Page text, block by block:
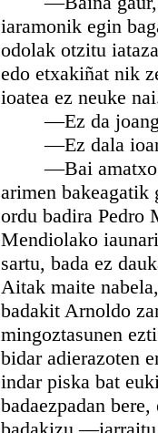
iaramonik egin
odolak otzitu
edo etxakiñat nik
ioatea ez neuke
—Ez da joango,
—Ez dala
—Bai amatxo...
arimen bakeagatik
ordu badira Pedro
Mendiolako
sartu, bada ez
Aitak maite
badakit Arnoldo
mingoztasunen
bidar adierazoten
indar piska bat
badaezpadan